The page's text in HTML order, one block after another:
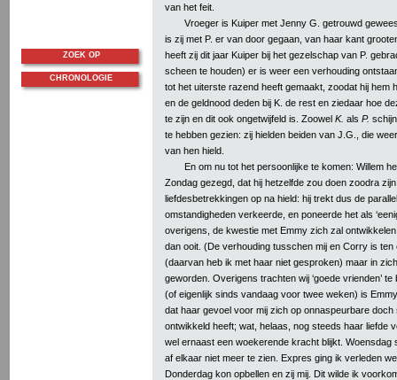
van het feit.
Vroeger is Kuiper met Jenny G. getrouwd
is zij met P. er van door gegaan, van haar kant
heeft zij dit jaar Kuiper bij het gezelschap van P.
scheen te houden) er is weer een verhouding
tot het uiterste razend heeft gemaakt, zoodat hij hem
en de geldnood deden bij K. de rest en ziedaar hoe
te zijn en dit ook ongetwijfeld is. Zoowel K. als P.
te hebben gezien: zij hielden beiden van J.G., die
van hen hield.
En om nu tot het persoonlijke te komen: Willem
Zondag gezegd, dat hij hetzelfde zou doen zoodra
liefdesbetrekkingen op na hield: hij trekt dus de
omstandigheden verkeerde, en poneerde het als
overigens, de kwestie met Emmy zich zal
dan ooit. (De verhouding tusschen mij en Corry is ten
(daarvan heb ik met haar niet gesproken) maar in
geworden. Overigens trachten wij ‘goede vrienden’
(of eigenlijk sinds vandaag voor twee weken) is
dat haar gevoel voor mij zich op onnaspeurbare
ontwikkeld heeft; wat, helaas, nog steeds haar liefde
wel ernaast een woekerende kracht blijkt. Woensdag
af elkaar niet meer te zien. Expres ging ik verleden
Donderdag kon opbellen en zij mij. Dit wilde ik
ZOEK OP
CHRONOLOGIE